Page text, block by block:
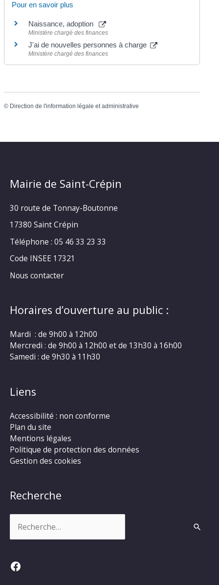
Pour en savoir plus
Naissance, adoption
Ministère chargé des finances
J'ai de nouvelles personnes à charge
Ministère chargé des finances
© Direction de l'information légale et administrative
Mairie de Saint-Crépin
30 route de Tonnay-Boutonne
17380 Saint Crépin
Téléphone : 05 46 33 23 33
Code INSEE 17321
Nous contacter
Horaires d’ouverture au public :
Mardi : de 9h00 à 12h00
Mercredi : de 9h00 à 12h00 et de 13h30 à 16h00
Samedi : de 9h30 à 11h30
Liens
Accessibilité : non conforme
Plan du site
Mentions légales
Politique de protection des données
Gestion des cookies
Recherche
Facebook